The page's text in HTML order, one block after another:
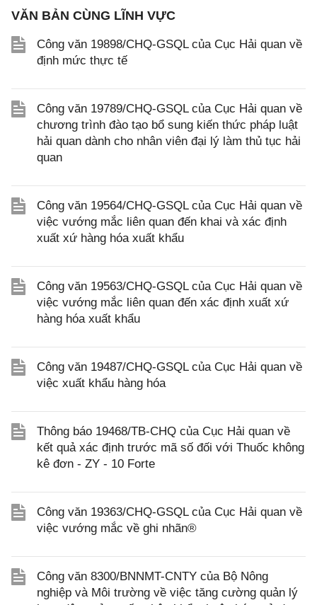
VĂN BẢN CÙNG LĨNH VỰC
Công văn 19898/CHQ-GSQL của Cục Hải quan về
định mức thực tế
Công văn 19789/CHQ-GSQL của Cục Hải quan về
chương trình đào tạo bổ sung kiến thức pháp luật
hải quan dành cho nhân viên đại lý làm thủ tục hải
quan
Công văn 19564/CHQ-GSQL của Cục Hải quan về
việc vướng mắc liên quan đến khai và xác định
xuất xứ hàng hóa xuất khẩu
Công văn 19563/CHQ-GSQL của Cục Hải quan về
việc vướng mắc liên quan đến xác định xuất xứ
hàng hóa xuất khẩu
Công văn 19487/CHQ-GSQL của Cục Hải quan về
việc xuất khẩu hàng hóa
Thông báo 19468/TB-CHQ của Cục Hải quan về
kết quả xác định trước mã số đối với Thuốc không
kê đơn - ZY - 10 Forte
Công văn 19363/CHQ-GSQL của Cục Hải quan về
việc vướng mắc về ghi nhãn®
Công văn 8300/BNNMT-CNTY của Bộ Nông
nghiệp và Môi trường về việc tăng cường quản lý